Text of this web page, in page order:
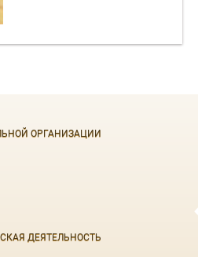
ОРГАНИЗАЦИИ
ДЕЯТЕЛЬНОСТЬ